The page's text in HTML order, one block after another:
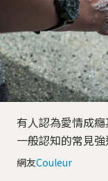
有人認為愛情成
一般認知的常見
網友Couleur